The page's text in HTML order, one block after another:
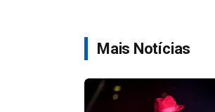
Mais Notícias